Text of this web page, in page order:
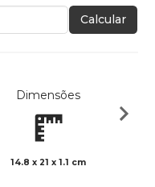
Calcular
Dimensões
14.8 x 21 x 1.1 cm